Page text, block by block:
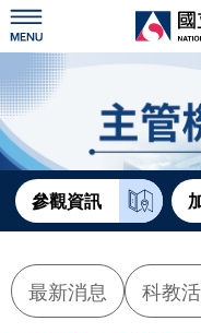
跳
到
主
要
內
容
訊息公告
參觀資訊
教育資源
網站服務
關於我們
參觀資訊
最新消息 科教